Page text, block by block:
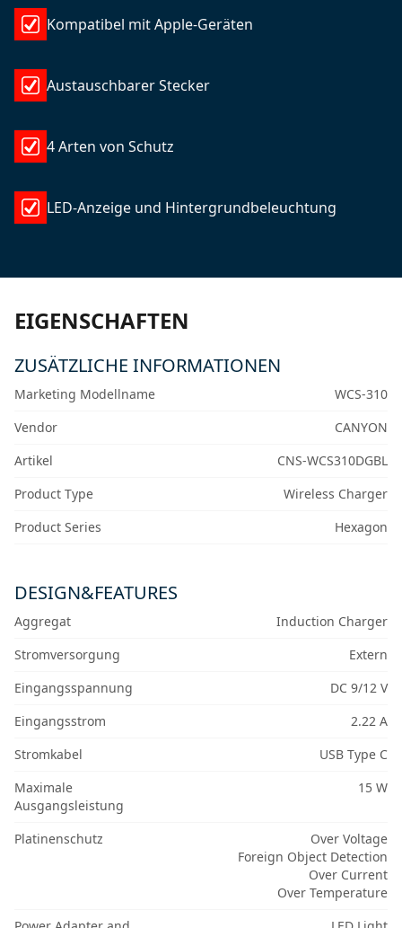
Kompatibel mit Apple-Geräten
Austauschbarer Stecker
4 Arten von Schutz
LED-Anzeige und Hintergrundbeleuchtung
EIGENSCHAFTEN
ZUSÄTZLICHE INFORMATIONEN
Marketing Modellname
WCS-310
Vendor
CANYON
Artikel
CNS-WCS310DGBL
Product Type
Wireless Charger
Product Series
Hexagon
DESIGN&FEATURES
Aggregat
Induction Charger
Stromversorgung
Extern
Eingangsspannung
DC 9/12 V
Eingangsstrom
2.22 A
Stromkabel
USB Type C
Maximale
Ausgangsleistung
15 W
Platinenschutz
Over Voltage
Foreign Object Detection
Over Current
Over Temperature